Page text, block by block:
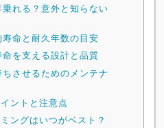
れる？意外と知らない
命と耐久年数の目安
を支える設計と品質
させるためのメンテナ
ントと注意点
ングはいつがベスト？